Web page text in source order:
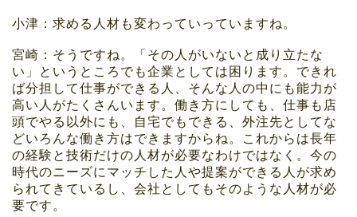
小津：求める人材も変わっていっていますね。
宮崎：そうですね。「その人がいないと成り立たな
い」というところでも企業としては困ります。できれ
ば分担して仕事ができる人、そんな人の中にも能力が
高い人がたくさんいます。働き方にしても、仕事も店
頭でやる以外にも、自宅でもできる、外注先としてな
どいろんな働き方はできますからね。これからは長年
の経験と技術だけの人材が必要なわけではなく。今の
時代のニーズにマッチした人や提案ができる人が求め
られてきているし、会社としてもそのような人材が必
要です。